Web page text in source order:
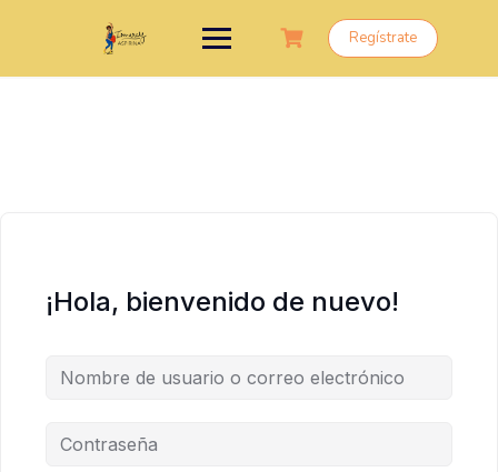
Regístrate
¡Hola, bienvenido de nuevo!